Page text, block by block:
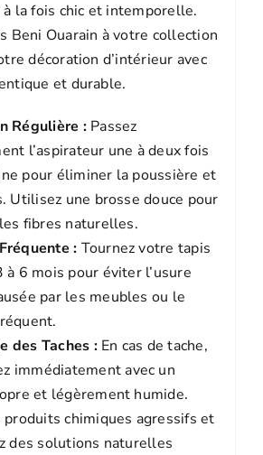
la fois chic et intemporelle.
Beni Ouarain à votre collection
décoration d’intérieur avec
et durable.
Régulière :Passez
l’aspirateur une à deux fois
pour éliminer la poussière et
Utilisez une brosse douce pour
fibres naturelles.
: Tournez votre tapis
à 6 mois pour éviter l’usure
par les meubles ou le
des Taches :En cas de tache,
immédiatement avec un
et légèrement humide.
produits chimiques agressifs et
des solutions naturelles